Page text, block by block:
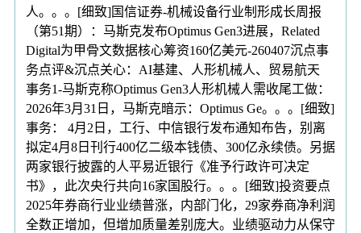
人。。。[细致]国信证券-机械设备行业制形成长周报
（第51期）：马斯克发布Optimus Gen3进展，Related
Digital为甲骨文数据核心筹资160亿美元-260407沉点事
务点评&沉点关心：AI基建、人形机械人、贸易航天
事务1-马斯克称Optimus Gen3人形机械人需收尾工做：
2026年3月31日，马斯克暗示：Optimus Ge。。。[细致]
事务： 4月2日，工行、中信银行发布通知布告，别离
拟定4月8日刊行400亿二级本钱债、300亿永续债。另据
两家银行披露的人平易近银行《准予行政许可决定
书》，此次央行共向16家国股行。。。[细致]投资要点
2025年券商行业业绩普涨，内部门化，29家券商净利润
全数正增加，但增加质量差别庞大。业绩驱动力从保守